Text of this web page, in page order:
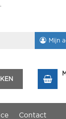
.
Mijn
Contact